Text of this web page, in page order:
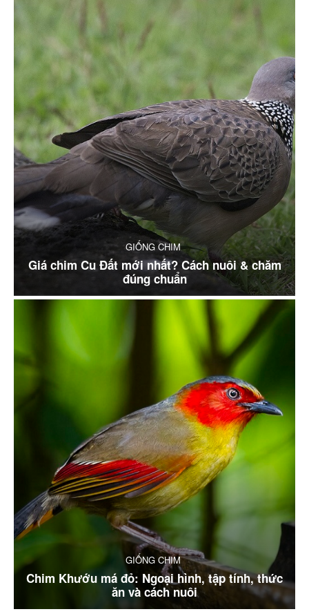
GIỐNG CHIM
Giá chim Cu Đất mới nhất? Cách nuôi & chăm
đúng chuẩn
GIỐNG CHIM
Chim Khướu má đỏ: Ngoại hình, tập tính, thức
ăn và cách nuôi